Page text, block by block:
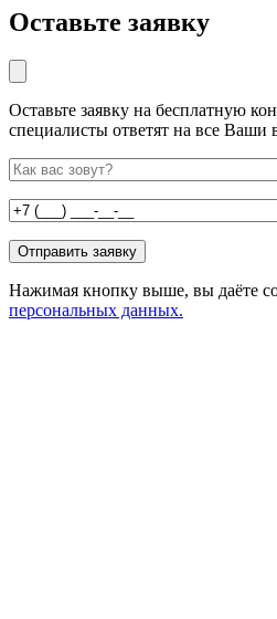
Оставьте заявку
Оставьте заявку на бесплатную
специалисты ответят на все Ваши
Нажимая кнопку выше, вы даёте
персональных данных.